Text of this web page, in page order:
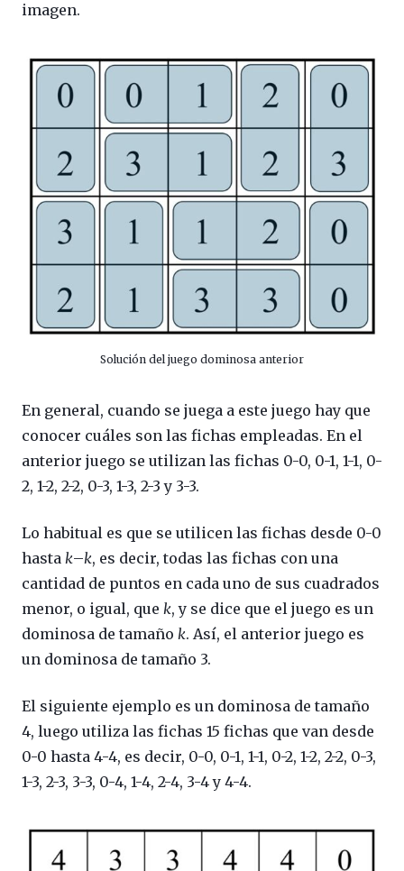
imagen.
Solución del juego dominosa anterior
En general, cuando se juega a este juego hay que
conocer cuáles son las fichas empleadas. En el
anterior juego se utilizan las fichas 0-0, 0-1, 1-1, 0-
2, 1-2, 2-2, 0-3, 1-3, 2-3 y 3-3.
Lo habitual es que se utilicen las fichas desde 0-0
hasta k–k, es decir, todas las fichas con una
cantidad de puntos en cada uno de sus cuadrados
menor, o igual, que k, y se dice que el juego es un
dominosa de tamaño k. Así, el anterior juego es
un dominosa de tamaño 3.
El siguiente ejemplo es un dominosa de tamaño
4, luego utiliza las fichas 15 fichas que van desde
0-0 hasta 4-4, es decir, 0-0, 0-1, 1-1, 0-2, 1-2, 2-2, 0-3,
1-3, 2-3, 3-3, 0-4, 1-4, 2-4, 3-4 y 4-4.